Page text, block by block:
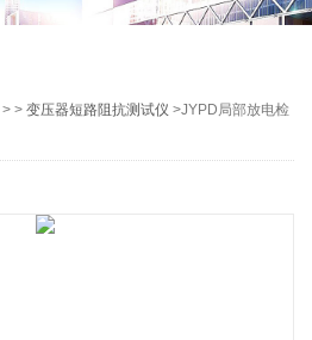
> >变压器短路阻抗测试仪 >JYPD局部放电检